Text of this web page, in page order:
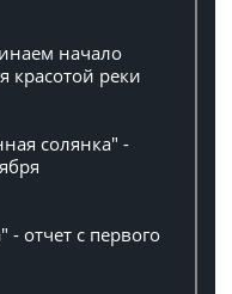
начало
красотой реки
солянка" -
- отчет с первого